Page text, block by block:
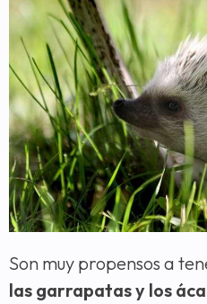
Son muy propensos a
las garrapatas y los